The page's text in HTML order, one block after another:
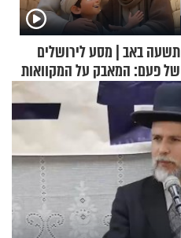
תשעה באב | מסע לירושלים
של פעם: המאבק על המקוואות